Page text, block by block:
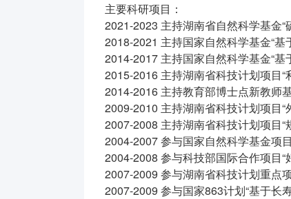
主要科研项目：
2021-2023 主持湖南省自然科学基金
2018-2021 主持国家自然科学基金“
2014-2017 主持国家自然科学基金“
2015-2016 主持湖南省科技计划项目
2014-2016 主持教育部博士点新教师
2009-2010 主持湖南省科技计划项目“
2007-2008 主持湖南省科技计划项目
2004-2007 参与国家自然科学基金项
2004-2008 参与科技部国际合作项目“
2007-2009 参与湖南省科技计划重点
2007-2009 参与国家863计划“基于长